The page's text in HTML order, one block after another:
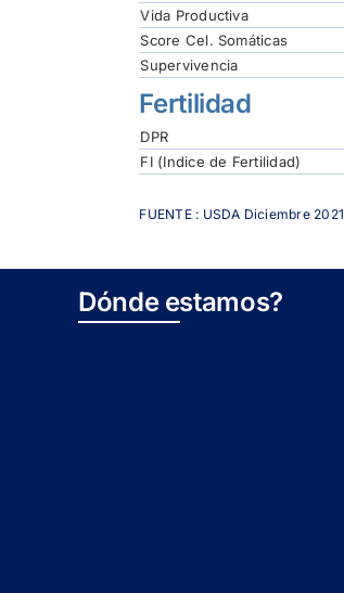
Vida Productiva
Score Cel. Somáticas
Supervivencia
Fertilidad
DPR
FI (Indice de Fertilidad)
FUENTE : USDA Diciembre 2021
Dónde estamos?